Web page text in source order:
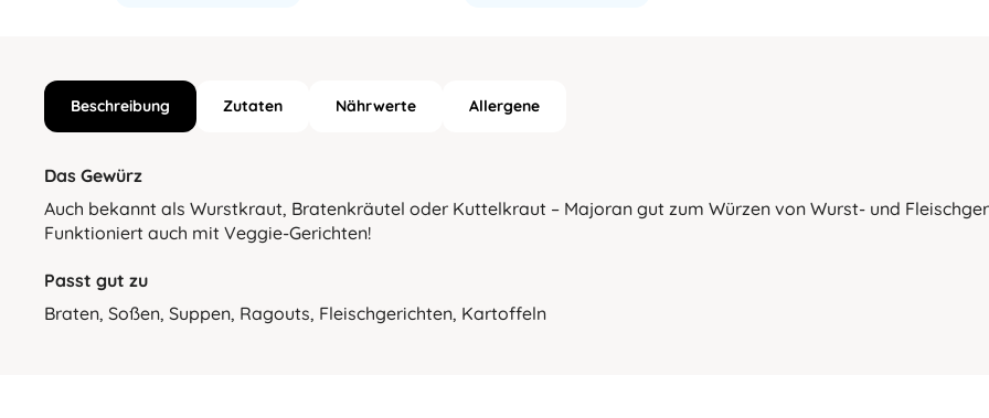
Beschreibung Zutaten Nährwerte Allergene
Das Gewürz
Auch bekannt als Wurstkraut, Bratenkräutel oder Kuttelkraut – Majoran gut zum Würzen von Wurst- und
Funktioniert auch mit Veggie-Gerichten!
Passt gut zu
Braten, Soßen, Suppen, Ragouts, Fleischgerichten, Kartoffeln